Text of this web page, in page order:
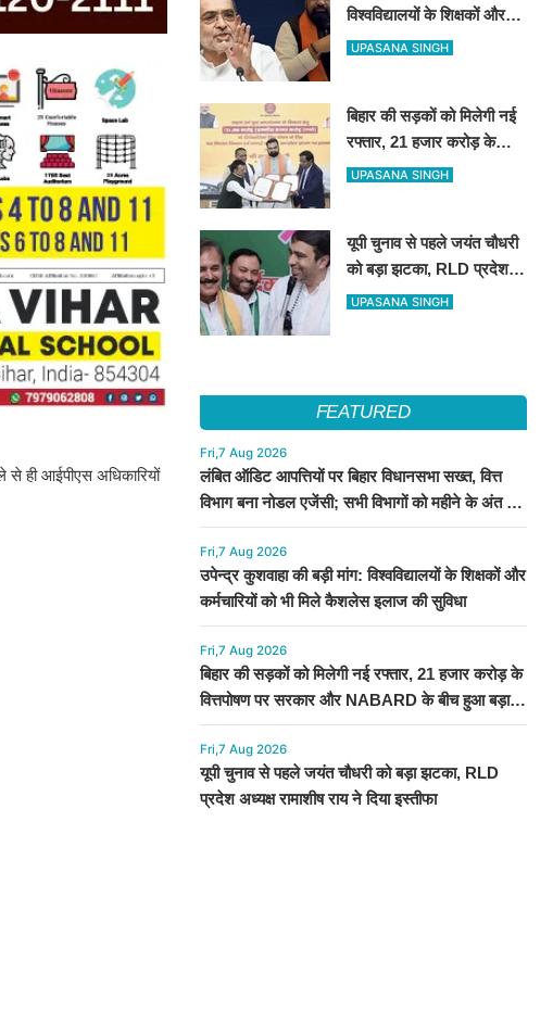
ही आईपीएस अधिकारियों
विश्वविद्यालयों के शिक्षकों और
कर्मचारियों को भी मिले कैशलेस
UPASANA SINGH
बिहार की सड़कों को मिलेगी नई
रफ्तार, 21 हजार करोड़ के
वित्तपोषण पर सरकार और
UPASANA SINGH
यूपी चुनाव से पहले जयंत चौधरी
को बड़ा झटका, RLD प्रदेश
अध्यक्ष रामाशीष राय ने दिया
UPASANA SINGH
FEATURED
Fri,7 Aug 2026
लंबित ऑडिट आपत्तियों पर बिहार विधानसभा सख्त, वित्त
विभाग बना नोडल एजेंसी; सभी विभागों को महीने के अंत तक
कार्रवाई के निर्देश
Fri,7 Aug 2026
उपेन्द्र कुशवाहा की बड़ी मांग: विश्वविद्यालयों के शिक्षकों और
कर्मचारियों को भी मिले कैशलेस इलाज की सुविधा
Fri,7 Aug 2026
बिहार की सड़कों को मिलेगी नई रफ्तार, 21 हजार करोड़ के
वित्तपोषण पर सरकार और NABARD के बीच हुआ बड़ा
समझौता
Fri,7 Aug 2026
यूपी चुनाव से पहले जयंत चौधरी को बड़ा झटका, RLD
प्रदेश अध्यक्ष रामाशीष राय ने दिया इस्तीफा